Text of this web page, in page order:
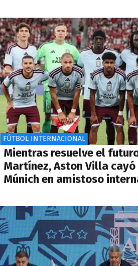
FÚTBOL INTERNACIONAL
Mientras resuelve el
Martínez, Aston Villa cayó
Múnich en amistoso